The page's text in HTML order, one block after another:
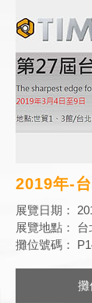
2019年-
展覽日期：
展覽地點：
攤位號碼：
攤